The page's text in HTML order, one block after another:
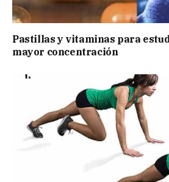
Pastillas y vitaminas para
mayor concentración